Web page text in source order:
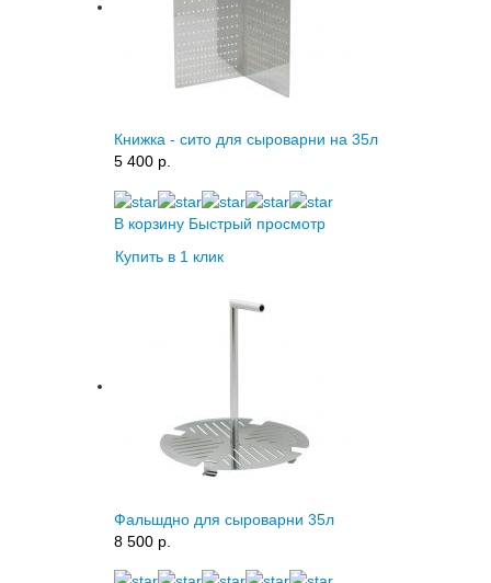
Книжка - сито для сыроварни на 35л
5 400 p.
В корзину Быстрый просмотр
Купить в 1 клик
Фальшдно для сыроварни 35л
8 500 p.